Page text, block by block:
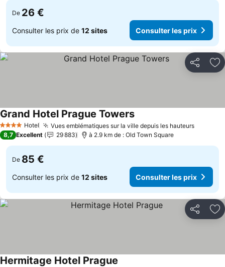
De 26 €
Consulter les prix de 12 sites Consulter les prix
Partager
4 Étoiles Hotel Vues emblématiques sur la ville depuis les hauteurs
Grand Hotel Prague TowersConsulter les prix
8,7 Excellent 29 883 à 2.9 km de : Old Town Square
De 85 €
Consulter les prix de 12 sites Consulter les prix
Partager
Hermitage Hotel Prague